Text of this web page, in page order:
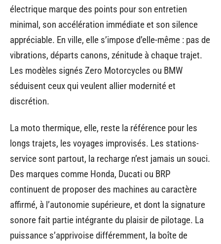
électrique marque des points pour son entretien
minimal, son accélération immédiate et son silence
appréciable. En ville, elle s’impose d’elle-même : pas de
vibrations, départs canons, zénitude à chaque trajet.
Les modèles signés Zero Motorcycles ou BMW
séduisent ceux qui veulent allier modernité et
discrétion.
La moto thermique, elle, reste la référence pour les
longs trajets, les voyages improvisés. Les stations-
service sont partout, la recharge n’est jamais un souci.
Des marques comme Honda, Ducati ou BRP
continuent de proposer des machines au caractère
affirmé, à l’autonomie supérieure, et dont la signature
sonore fait partie intégrante du plaisir de pilotage. La
puissance s’apprivoise différemment, la boîte de